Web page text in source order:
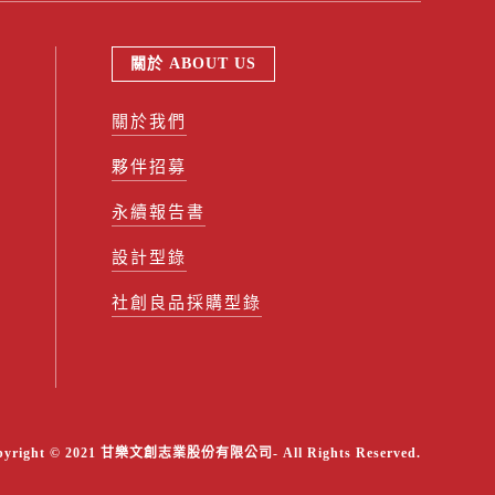
關於 ABOUT US
關於我們
夥伴招募
永續報告書
設計型錄
社創良品採購型錄
© 2021 甘樂文創志業股份有限公司- All Rights Reserved.